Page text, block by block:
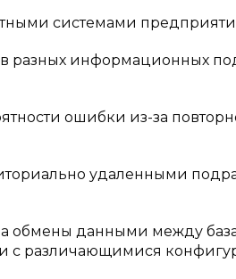
системами
информационных
ошибки из-за
удаленными
обмены данными между
с различающимися